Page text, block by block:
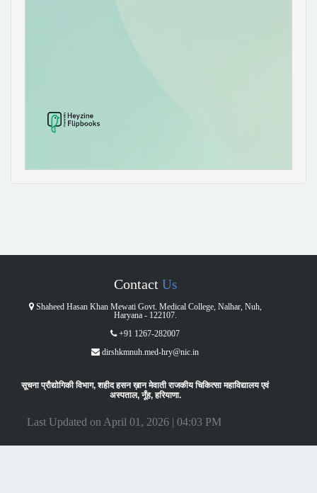
ContactUs
Shaheed Hasan Khan Mewati Govt. Medical College, Nalhar, Nuh,
Haryana - 122107.
+91 1267-282007
dirshkmnuh.med-hry@nic.in
सूचना प्रौद्योगिकी विभाग, शहीद हसन ख़ान मेवाती राजकीय चिकित्सा महाविद्यालय एवं
अस्पताल, नूँह, हरियाणा.